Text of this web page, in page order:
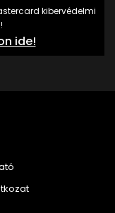
kibervédelmi
ide!